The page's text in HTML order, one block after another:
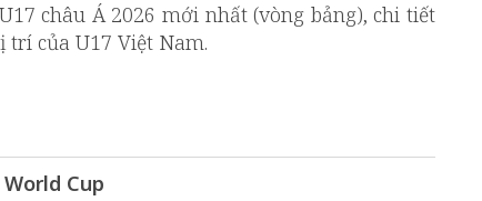
châu Á 2026 mới nhất (vòng bảng), chi tiết
của U17 Việt Nam.
Cup